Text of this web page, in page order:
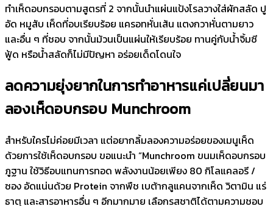
ทำเห็ดอบกรอบตามสูตรที่ 2 จากนั้นนำแผ่นแป้งโรลวางใส่ผักสลัด ปู
อัด หมูสับ เห็ดที่อบเรียบร้อย แครอทหั่นเส้น แตงกวาหั่นตามยาว
และอื่น ๆ ที่ชอบ จากนั้นม้วนเป็นแผ่นให้เรียบร้อย ทานคู่กับน้ำจิ้มซี
ฟู้ด หรือน้ำสลัดก็ไม่มีปัญหา อร่อยเด็ดโดนใจ
ลดความยุ่งยากในการทำอาหารแค่เปลี่ยนมา
ลองเห็ดอบกรอบ Munchroom
สำหรับใครไม่ค่อยมีเวลา แต่อยากลิ้มลองความอร่อยของเมนูเห็ด
ด้วยการใช้เห็ดอบกรอบ ขอแนะนำ “Munchroom ขนมเห็ดอบกรอบ
ภูฐาน ใช้วิธีอบแทนการทอด พลังงานน้อยเพียง 80 กิโลแคลอรี /
ซอง อัดแน่นด้วย Protein จากพืช เบต้ากลูแคนจากเห็ด วิตามิน แร่
ธาตุ และสารอาหารอื่น ๆ อีกมากมาย เลือกรสชาติได้ตามความชอบ